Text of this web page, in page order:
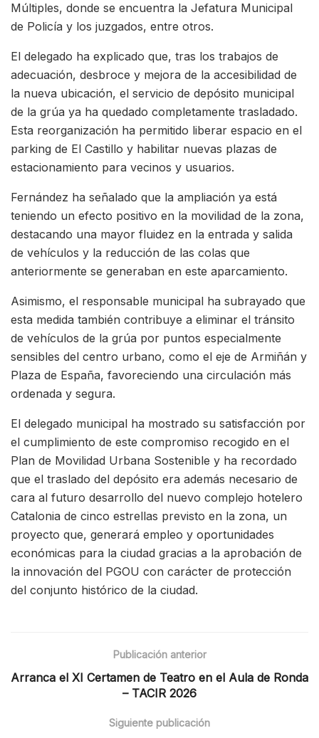
Múltiples, donde se encuentra la Jefatura Municipal
de Policía y los juzgados, entre otros.
El delegado ha explicado que, tras los trabajos de
adecuación, desbroce y mejora de la accesibilidad de
la nueva ubicación, el servicio de depósito municipal
de la grúa ya ha quedado completamente trasladado.
Esta reorganización ha permitido liberar espacio en el
parking de El Castillo y habilitar nuevas plazas de
estacionamiento para vecinos y usuarios.
Fernández ha señalado que la ampliación ya está
teniendo un efecto positivo en la movilidad de la zona,
destacando una mayor fluidez en la entrada y salida
de vehículos y la reducción de las colas que
anteriormente se generaban en este aparcamiento.
Asimismo, el responsable municipal ha subrayado que
esta medida también contribuye a eliminar el tránsito
de vehículos de la grúa por puntos especialmente
sensibles del centro urbano, como el eje de Armiñán y
Plaza de España, favoreciendo una circulación más
ordenada y segura.
El delegado municipal ha mostrado su satisfacción por
el cumplimiento de este compromiso recogido en el
Plan de Movilidad Urbana Sostenible y ha recordado
que el traslado del depósito era además necesario de
cara al futuro desarrollo del nuevo complejo hotelero
Catalonia de cinco estrellas previsto en la zona, un
proyecto que, generará empleo y oportunidades
económicas para la ciudad gracias a la aprobación de
la innovación del PGOU con carácter de protección
del conjunto histórico de la ciudad.
Publicación anterior
Arranca el XI Certamen de Teatro en el Aula de Ronda
– TACIR 2026
Siguiente publicación